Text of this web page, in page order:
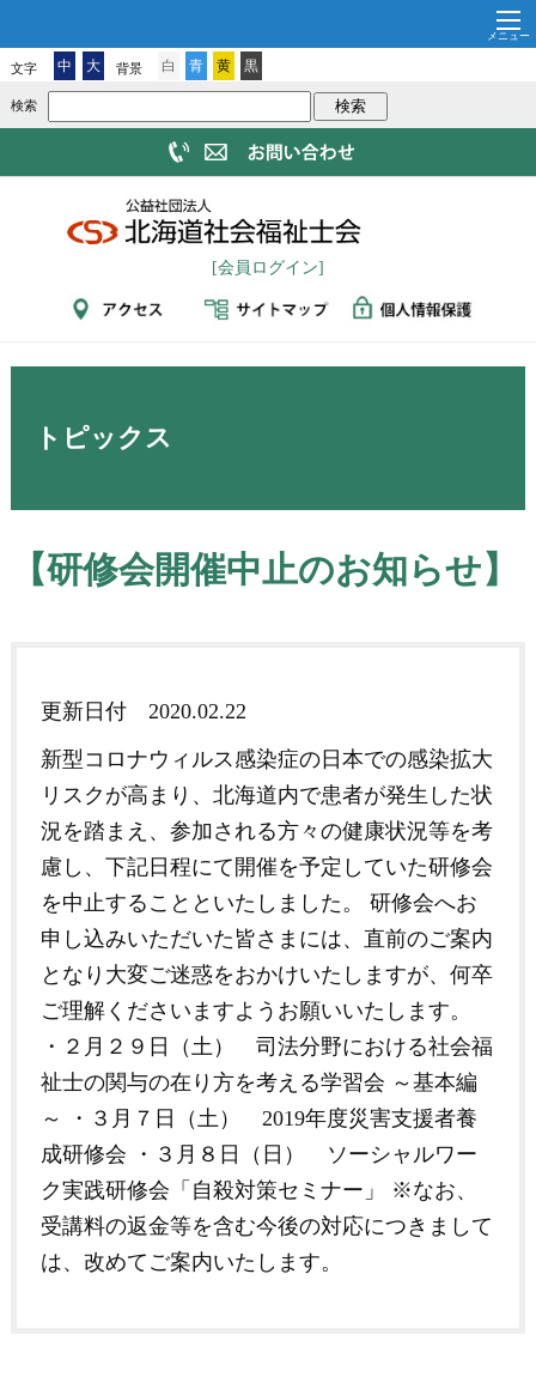
文字 中 大 背景 白 青 黄 黒
検索
[会員ログイン]
トピックス
【研修会開催中止のお知らせ】
更新日付 2020.02.22
新型コロナウィルス感染症の日本での感染拡大
リスクが高まり、北海道内で患者が発生した状
況を踏まえ、参加される方々の健康状況等を考
慮し、下記日程にて開催を予定していた研修会
を中止することといたしました。 研修会へお
申し込みいただいた皆さまには、直前のご案内
となり大変ご迷惑をおかけいたしますが、何卒
ご理解くださいますようお願いいたします。
・２月２９日（土） 司法分野における社会福
祉士の関与の在り方を考える学習会 ～基本編
～ ・３月７日（土） 2019年度災害支援者養
成研修会 ・３月８日（日） ソーシャルワー
ク実践研修会「自殺対策セミナー」 ※なお、
受講料の返金等を含む今後の対応につきまして
は、改めてご案内いたします。